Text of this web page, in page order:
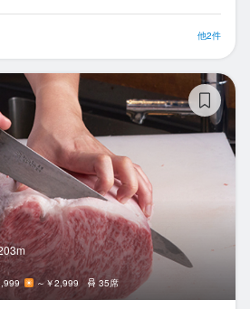
他2件
～￥2,999 35席